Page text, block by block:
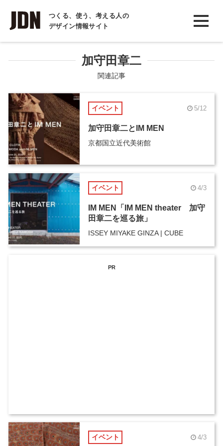
つくる、使う、考える人の
デザイン情報サイト
INTERVIEW
インタビュー
COLUMN
コラム
加守田章二
関連記事
イベント 5/12
加守田章二とIM MEN
京都国立近代美術館
イベント 4/3
IM MEN「IM MEN theater 加守
田章二を巡る旅」
ISSEY MIYAKE GINZA | CUBE
PR
イベント 4/3